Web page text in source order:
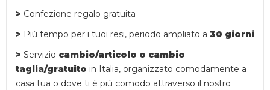
> Confezione regalo gratuita
> Più tempo per i tuoi resi, periodo ampliato a 30 giorni
> Servizio cambio/articolo o cambio
taglia/gratuito in Italia, organizzato comodamente a
casa tua o dove ti è più comodo attraverso il nostro